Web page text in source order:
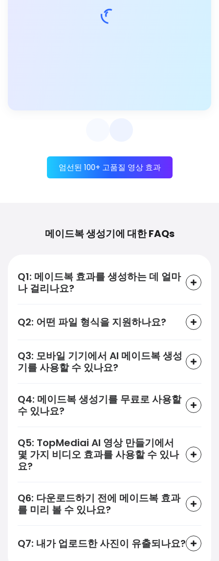
엄선된 100+ 고품질 영상 효과
메이드복 생성기에 대한 FAQs
Q1: 메이드복 효과를 생성하는 데 얼마
나 걸리나요?
Q2: 어떤 파일 형식을 지원하나요?
Q3: 모바일 기기에서 AI 메이드복 생성
기를 사용할 수 있나요?
Q4: 메이드복 생성기를 무료로 사용할
수 있나요?
Q5: TopMediai AI 영상 만들기에서
몇 가지 비디오 효과를 사용할 수 있나
요?
Q6: 다운로드하기 전에 메이드복 효과
를 미리 볼 수 있나요?
Q7: 내가 업로드한 사진이 유출되나요?